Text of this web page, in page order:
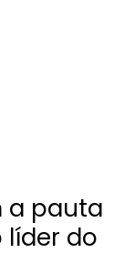
a pauta
líder do